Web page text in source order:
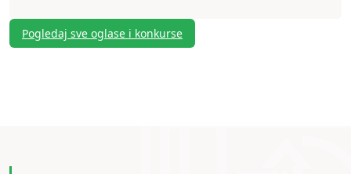
Pogledaj sve oglase i konkurse